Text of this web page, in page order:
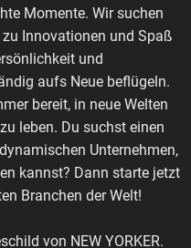
Momente. Wir suchen
Innovationen und Spaß
und
aufs Neue beflügeln.
bereit, in neue Welten
leben. Du suchst einen
Unternehmen,
kannst? Dann starte jetzt
Branchen der Welt!
von NEW YORKER.